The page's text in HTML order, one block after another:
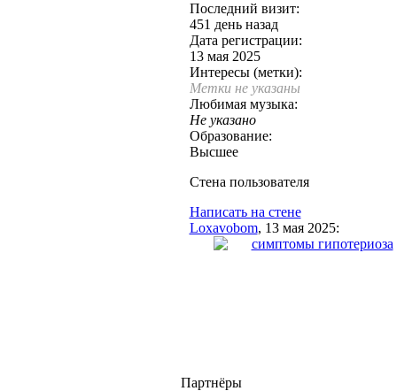
Последний визит:
451 день назад
Дата регистрации:
13 мая 2025
Интересы (метки):
Метки не указаны
Любимая музыка:
Не указано
Образование:
Высшее
Стена пользователя
Написать на стене
Loxavobom, 13 мая 2025:
симптомы гипотериоза
Партнёры